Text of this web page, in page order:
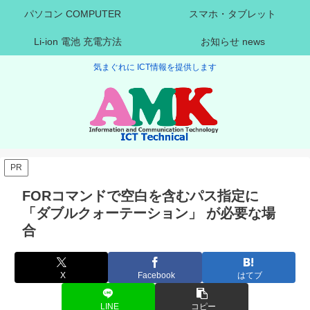
気まぐれに ICT情報を提供します
パソコン COMPUTER スマホ・タブレット
Li-ion 電池 充電方法 お知らせ news
PR
FORコマンドで空白を含むパス指定に
「ダブルクォーテーション」 が必要な場
合
X Facebook はてブ
LINE コピー